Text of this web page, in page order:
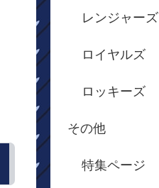
レンジャーズ
ロイヤルズ
ロッキーズ
その他
特集ページ